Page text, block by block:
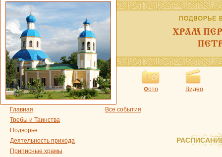
Фото Видео
Главная
Требы и Таинства
Подворье
Деятельность прихода
Приписные храмы
Все события